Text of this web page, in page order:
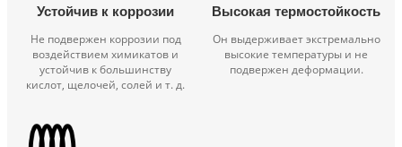
Устойчив к коррозии
Не подвержен коррозии под
воздействием химикатов и
устойчив к большинству
кислот, щелочей, солей и т. д.
Высокая термостойкость
Он выдерживает экстремально
высокие температуры и не
подвержен деформации.